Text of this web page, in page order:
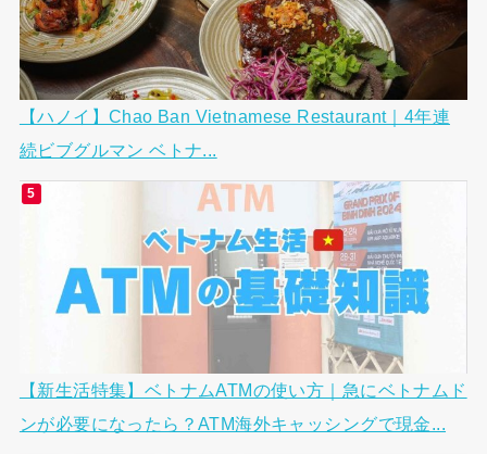
【ハノイ】Chao Ban Vietnamese Restaurant｜4年連
続ビブグルマン ベトナ...
【新生活特集】ベトナムATMの使い方｜急にベトナムド
ンが必要になったら？ATM海外キャッシングで現金...